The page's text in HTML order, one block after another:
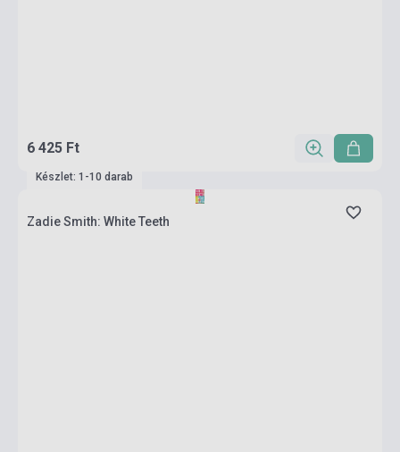
6 425 Ft
Készlet: 1-10 darab
Zadie Smith: White Teeth